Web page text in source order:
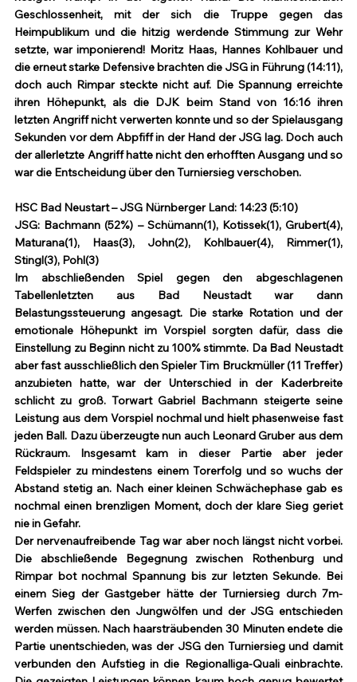
Geschlossenheit, mit der sich die Truppe gegen das
Heimpublikum und die hitzig werdende Stimmung zur Wehr
setzte, war imponierend! Moritz Haas, Hannes Kohlbauer und
die erneut starke Defensive brachten die JSG in Führung (14:11),
doch auch Rimpar steckte nicht auf. Die Spannung erreichte
ihren Höhepunkt, als die DJK beim Stand von 16:16 ihren
letzten Angriff nicht verwerten konnte und so der Spielausgang
Sekunden vor dem Abpfiff in der Hand der JSG lag. Doch auch
der allerletzte Angriff hatte nicht den erhofften Ausgang und so
war die Entscheidung über den Turniersieg verschoben.
HSC Bad Neustart – JSG Nürnberger Land: 14:23 (5:10)
JSG: Bachmann (52%) – Schümann(1), Kotissek(1), Grubert(4),
Maturana(1), Haas(3), John(2), Kohlbauer(4), Rimmer(1),
Stingl(3), Pohl(3)
Im abschließenden Spiel gegen den abgeschlagenen
Tabellenletzten aus Bad Neustadt war dann
Belastungssteuerung angesagt. Die starke Rotation und der
emotionale Höhepunkt im Vorspiel sorgten dafür, dass die
Einstellung zu Beginn nicht zu 100% stimmte. Da Bad Neustadt
aber fast ausschließlich den Spieler Tim Bruckmüller (11 Treffer)
anzubieten hatte, war der Unterschied in der Kaderbreite
schlicht zu groß. Torwart Gabriel Bachmann steigerte seine
Leistung aus dem Vorspiel nochmal und hielt phasenweise fast
jeden Ball. Dazu überzeugte nun auch Leonard Gruber aus dem
Rückraum. Insgesamt kam in dieser Partie aber jeder
Feldspieler zu mindestens einem Torerfolg und so wuchs der
Abstand stetig an. Nach einer kleinen Schwächephase gab es
nochmal einen brenzligen Moment, doch der klare Sieg geriet
nie in Gefahr.
Der nervenaufreibende Tag war aber noch längst nicht vorbei.
Die abschließende Begegnung zwischen Rothenburg und
Rimpar bot nochmal Spannung bis zur letzten Sekunde. Bei
einem Sieg der Gastgeber hätte der Turniersieg durch 7m-
Werfen zwischen den Jungwölfen und der JSG entschieden
werden müssen. Nach haarsträubenden 30 Minuten endete die
Partie unentschieden, was der JSG den Turniersieg und damit
verbunden den Aufstieg in die Regionalliga-Quali einbrachte.